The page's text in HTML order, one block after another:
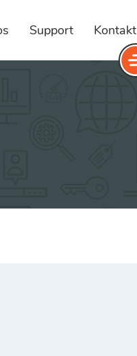
Support Kontakt